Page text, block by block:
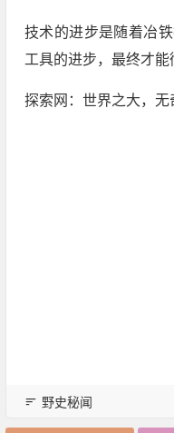
技术的进步是随着冶
工具的进步，最终才能
探索网：世界之大，无
野史秘闻